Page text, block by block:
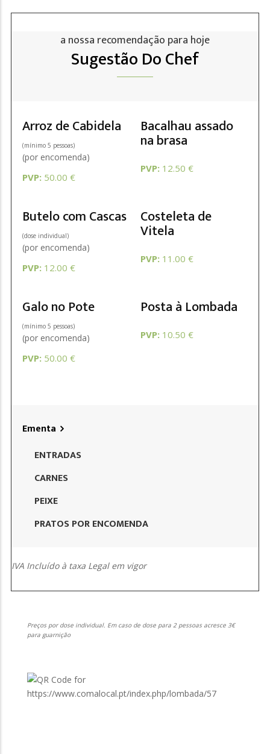
a nossa recomendação para hoje
Sugestão Do Chef
Arroz de Cabidela
(mínimo 5 pessoas)
(por encomenda)
PVP: 50.00 €
Bacalhau assado
na brasa
PVP: 12.50 €
Butelo com Cascas
(dose individual)
(por encomenda)
PVP: 12.00 €
Costeleta de
Vitela
PVP: 11.00 €
Galo no Pote
(mínimo 5 pessoas)
(por encomenda)
PVP: 50.00 €
Posta à Lombada
PVP: 10.50 €
Ementa
ENTRADAS
CARNES
PEIXE
PRATOS POR ENCOMENDA
IVA Incluído à taxa Legal em vigor
Preços por dose individual. Em caso de dose para 2 pessoas acresce 3€
para guarnição